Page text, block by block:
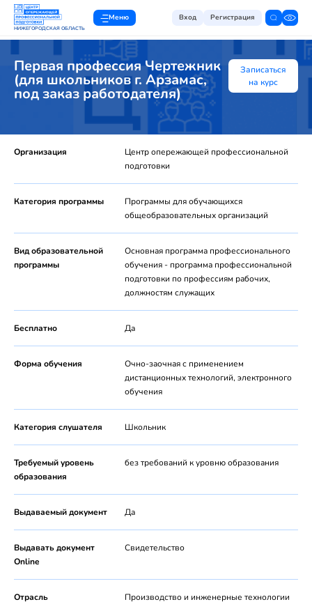
НИЖЕГОРОДСКАЯ ОБЛАСТЬ
Меню Вход Регистрация
Первая профессия Чертежник
(для школьников г. Арзамас,
под заказ работодателя)
Записаться
на курс
Организация
Центр опережающей профессиональной
подготовки
Категория программы
Программы для обучающихся
общеобразовательных организаций
Вид образовательной
программы
Основная программа профессионального
обучения - программа профессиональной
подготовки по профессиям рабочих,
должностям служащих
Бесплатно Да
Форма обучения
Очно-заочная с применением
дистанционных технологий, электронного
обучения
Категория слушателя Школьник
Требуемый уровень
образования
без требований к уровню образования
Выдаваемый документ Да
Выдавать документ
Online
Свидетельство
Отрасль Производство и инженерные технологии